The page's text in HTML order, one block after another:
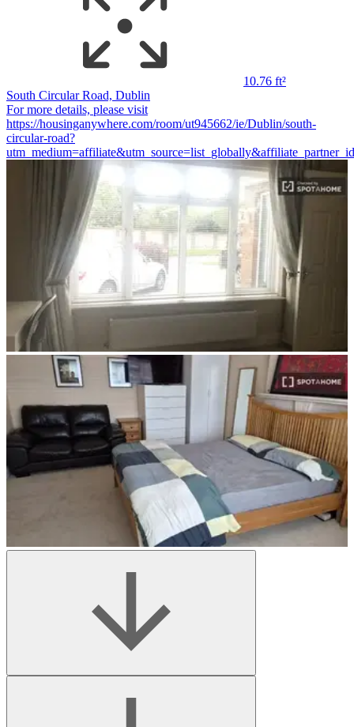
10.76 ft²
South Circular Road, Dublin
For more details, please visit
https://housinganywhere.com/room/ut945662/ie/Dublin/south-
circular-road?